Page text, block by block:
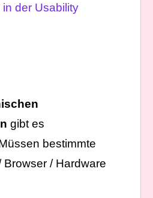
der Usability
gibt es
bestimmte
/ Hardware